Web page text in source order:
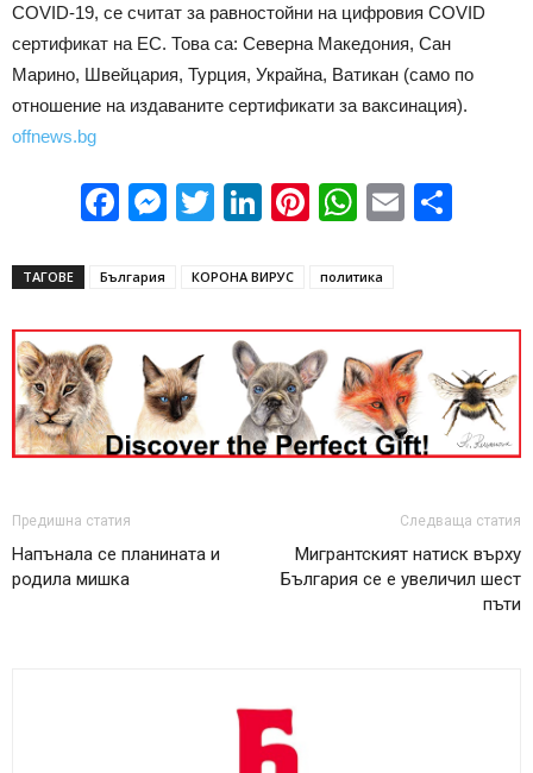
COVID-19, се считат за равностойни на цифровия COVID
сертификат на ЕС. Това са: Северна Македония, Сан
Марино, Швейцария, Турция, Украйна, Ватикан (само по
отношение на издаваните сертификати за ваксинация).
offnews.bg
Facebook
Messenger
Twitter
LinkedIn
Pinterest
WhatsApp
Email
ТАГОВЕ България КОРОНА ВИРУС политика
Предишна статия
Напънала се планината и
родила мишка
Следваща статия
Мигрантският натиск върху
България се е увеличил шест
пъти